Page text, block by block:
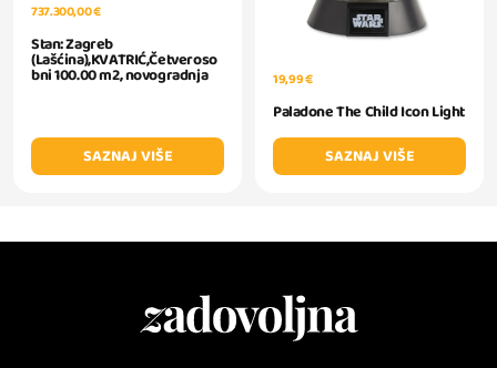
737.300,00 €
Stan: Zagreb
(Lašćina),KVATRIĆ,Četveroso
bni 100.00 m2, novogradnja
SAZNAJ VIŠE
19,99 €
Paladone The Child Icon Light
SAZNAJ VIŠE